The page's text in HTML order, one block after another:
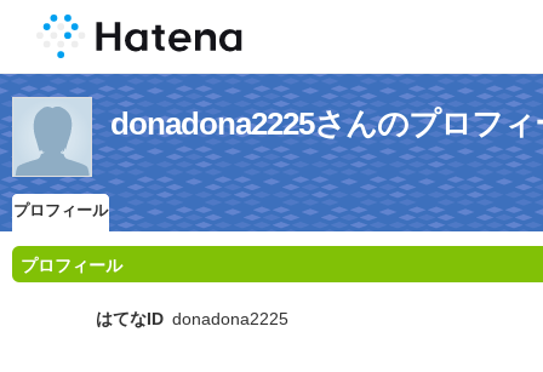
donadona2225さんのプロフィ
プロフィール
プロフィール
はてなID donadona2225